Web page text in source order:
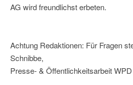
AG wird freundlichst erbeten.
Achtung Redaktionen: Für Fragen
Schnibbe,
Presse- & Öffentlichkeitsarbeit